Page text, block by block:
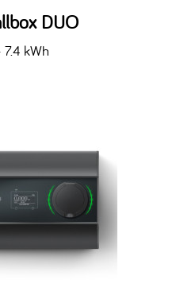
DUO
kWh